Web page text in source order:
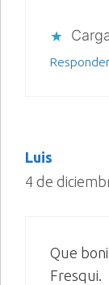
Responder
Luis
4 de
Que
Fresqui.